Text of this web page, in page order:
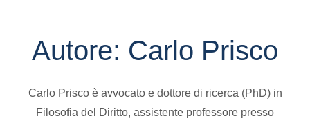
Autore: Carlo Prisco
Carlo Prisco è avvocato e dottore di ricerca (PhD) in
Filosofia del Diritto, assistente professore presso